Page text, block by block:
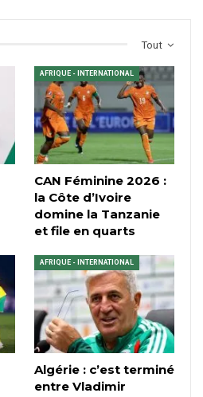
Tout
AFRIQUE - INTERNATIONAL
CAN Féminine 2026 :
la Côte d’Ivoire
domine la Tanzanie
et file en quarts
AFRIQUE - INTERNATIONAL
Algérie : c’est terminé
entre Vladimir